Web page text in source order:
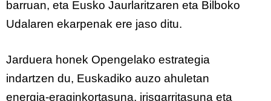
barruan, eta Eusko Jaurlaritzaren eta Bilboko
Udalaren ekarpenak ere jaso ditu.
Jarduera honek Opengelako estrategia
indartzen du, Euskadiko auzo ahuletan
energia-eraginkortasuna, irisgarritasuna eta